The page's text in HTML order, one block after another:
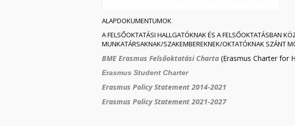
ALAPDOKUMENTUMOK
A FELSŐOKTATÁSI HALLGATÓKNAK ÉS A FELSŐOKTATÁSBAN
MUNKATÁRSAKNAK/SZAKEMBEREKNEK/OKTATÓKNAK SZÁNT
BME Erasmus Felsőoktatási Charta (Erasmus Charter for
Erasmus Student Charter
Erasmus Policy Statement 2014-2021
Erasmus Policy Statement 2021-2027